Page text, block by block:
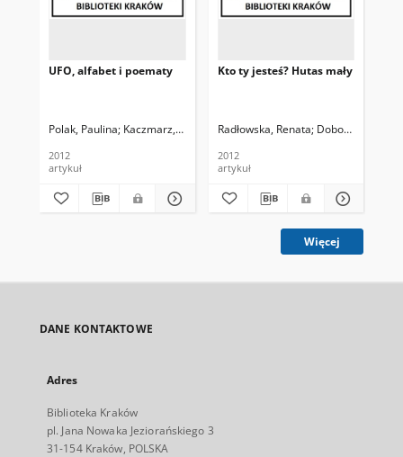
UFO, alfabet i poematy
Polak, Paulina Kaczmarz, Anna. Fot.
2012
artykuł
Kto ty jesteś? Hutas mały
Radłowska, Renata Dobosz, Zbyszek
2012
artykuł
Więcej
DANE KONTAKTOWE
Adres
Biblioteka Kraków
pl. Jana Nowaka Jeziorańskiego 3
31-154 Kraków, POLSKA